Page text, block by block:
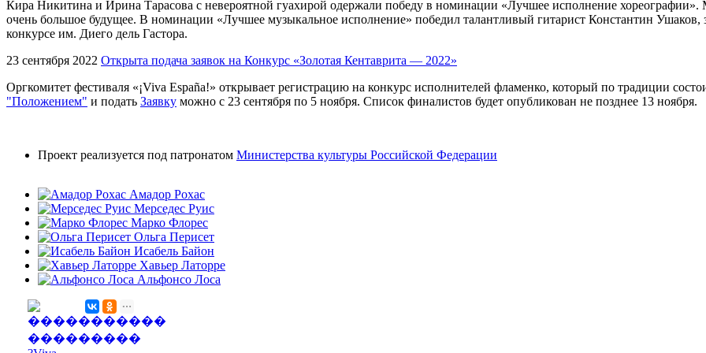
Кира Никитина и Ирина Тарасова с невероятной гуахирой одержали победу в номинации «Лучшее исполнение
очень большое будущее. В номинации «Лучшее музыкальное исполнение» победил талантливый гитарист Константин
конкурсе им. Диего дель Гастора.
23 сентября 2022 Открыта подача заявок на Конкурс «Золотая Кентаврита — 2022»
Оргкомитет фестиваля «¡Viva España!» открывает регистрацию на конкурс исполнителей фламенко, который по традиции
"Положением" и подать Заявку можно с 23 сентября по 5 ноября. Список финалистов будет опубликован не позднее 13 ноября.
Проект реализуется под патронатом Министерства культуры Российской Федерации
Амадор Рохас
Мерседес Руис
Марко Флорес
Ольга Перисет
Исабель Байон
Хавьер Латорре
Альфонсо Лоса